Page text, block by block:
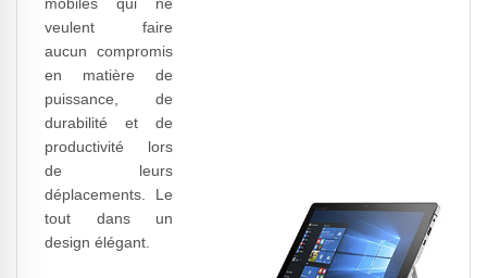
mobiles qui ne
veulent faire
aucun compromis
en matière de
puissance, de
durabilité et de
productivité lors
de leurs
déplacements. Le
tout dans un
design élégant.